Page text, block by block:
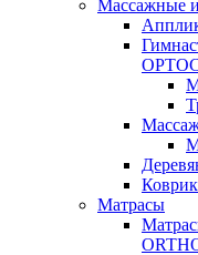
Массажные
Матрасы